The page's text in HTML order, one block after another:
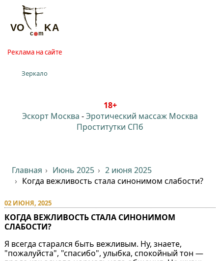
Реклама на сайте
Зеркало
18+
Эскорт Москва -Эротический массаж Москва
Проститутки СПб
Главная Июнь 2025
2 июня 2025
Когда вежливость стала синонимом слабости?⁠⁠
02 ИЮНЯ, 2025
КОГДА ВЕЖЛИВОСТЬ СТАЛА СИНОНИМОМ
СЛАБОСТИ?⁠⁠
Я всегда старался быть вежливым. Ну, знаете,
"пожалуйста", "спасибо", улыбка, спокойный тон —